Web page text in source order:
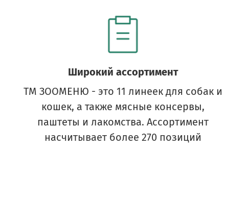
Широкий ассортимент
ТМ ЗООМЕНЮ - это 11 линеек для собак и
кошек, а также мясные консервы,
паштеты и лакомства. Ассортимент
насчитывает более 270 позиций